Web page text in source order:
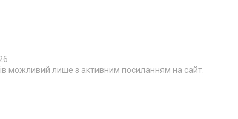
можливий лише з активним посиланням на сайт.